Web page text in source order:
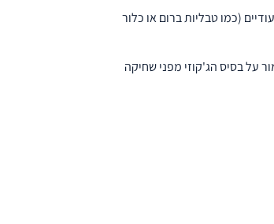
(כמו טבליות ברום או כלור
על בסיס הג'קוזי מפני שחיקה